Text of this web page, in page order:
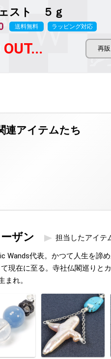
スト ５ｇ
送料無料 ラッピング対応
ザン 担当したアイテ
Wands代表。かつて人生を諦
現在に至る。寺社仏閣巡りと
まれ。